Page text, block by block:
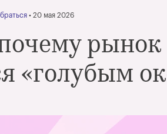
• 20 мая 2026
рынок
«голубым